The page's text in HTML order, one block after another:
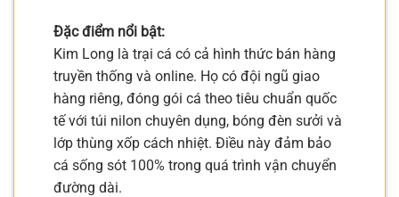
Đặc điểm nổi bật:
Kim Long là trại cá có cả hình thức bán hàng
truyền thống và online. Họ có đội ngũ giao
hàng riêng, đóng gói cá theo tiêu chuẩn quốc
tế với túi nilon chuyên dụng, bóng đèn sưởi và
lớp thùng xốp cách nhiệt. Điều này đảm bảo
cá sống sót 100% trong quá trình vận chuyển
đường dài.